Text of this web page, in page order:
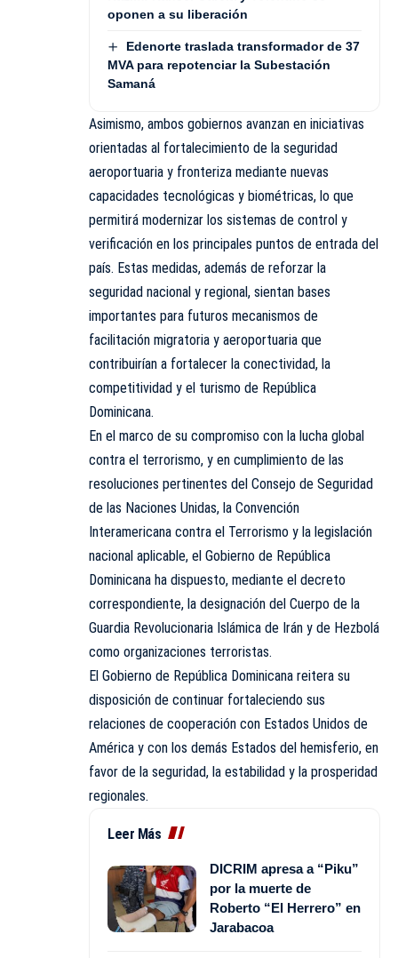
oponen a su liberación
Edenorte traslada transformador de 37
MVA para repotenciar la Subestación
Samaná
Asimismo, ambos gobiernos avanzan en iniciativas
orientadas al fortalecimiento de la seguridad
aeroportuaria y fronteriza mediante nuevas
capacidades tecnológicas y biométricas, lo que
permitirá modernizar los sistemas de control y
verificación en los principales puntos de entrada del
país. Estas medidas, además de reforzar la
seguridad nacional y regional, sientan bases
importantes para futuros mecanismos de
facilitación migratoria y aeroportuaria que
contribuirían a fortalecer la conectividad, la
competitividad y el turismo de República
Dominicana.
En el marco de su compromiso con la lucha global
contra el terrorismo, y en cumplimiento de las
resoluciones pertinentes del Consejo de Seguridad
de las Naciones Unidas, la Convención
Interamericana contra el Terrorismo y la legislación
nacional aplicable, el Gobierno de República
Dominicana ha dispuesto, mediante el decreto
correspondiente, la designación del Cuerpo de la
Guardia Revolucionaria Islámica de Irán y de Hezbolá
como organizaciones terroristas.
El Gobierno de República Dominicana reitera su
disposición de continuar fortaleciendo sus
relaciones de cooperación con Estados Unidos de
América y con los demás Estados del hemisferio, en
favor de la seguridad, la estabilidad y la prosperidad
regionales.
Leer Más
DICRIM apresa a “Piku”
por la muerte de
Roberto “El Herrero” en
Jarabacoa